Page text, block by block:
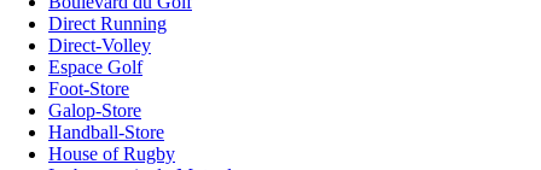
Direct Running
Direct-Volley
Espace Golf
Foot-Store
Galop-Store
Handball-Store
House of Rugby